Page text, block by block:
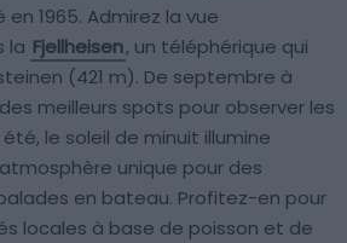
1965. Admirez la vue
la Fjellheisen, un téléphérique qui
(421 m). De septembre à
meilleurs spots pour observer les
le soleil de minuit illumine
unique pour des
en bateau. Profitez-en pour
locales à base de poisson et de